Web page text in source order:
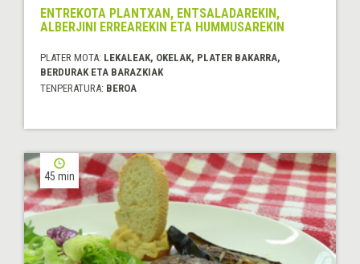
ENTREKOTA PLANTXAN, ENTSALADAREKIN,
ALBERJINI ERREAREKIN ETA HUMMUSAREKIN
PLATER MOTA: LEKALEAK, OKELAK, PLATER BAKARRA,
BERDURAK ETA BARAZKIAK
TENPERATURA: BEROA
45 min